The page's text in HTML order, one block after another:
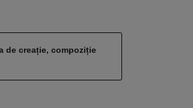
de creație, compoziție